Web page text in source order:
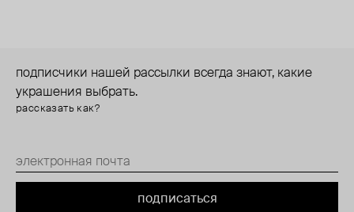
подписчики нашей рассылки всегда знают, какие
украшения выбрать.
рассказать как?
подписаться